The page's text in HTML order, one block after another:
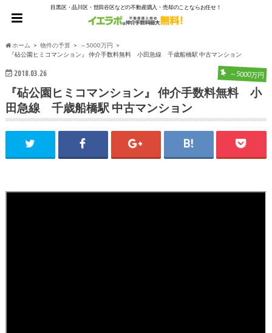
目黒区・品川区・世田谷区などの不動産購入・売却のことならお任せ！
ホーム 物件の予算
～5000万円
『砧公園ヒミコマンション』 仲介手数料無料 小田急線 千歳船橋駅 中古マンション
2018.03.26 ～5000万円
『砧公園ヒミコマンション』 仲介手数料無料 小
田急線 千歳船橋駅 中古マンション